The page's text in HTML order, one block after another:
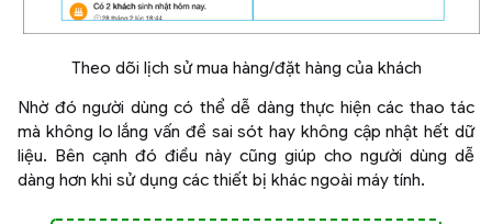
Theo dõi lịch sử mua hàng/đặt hàng của khách
Nhờ đó người dùng có thể dễ dàng thực hiện các thao tác
mà không lo lắng vấn đề sai sót hay không cập nhật hết dữ
liệu. Bên cạnh đó điều này cũng giúp cho người dùng dễ
dàng hơn khi sử dụng các thiết bị khác ngoài máy tính.